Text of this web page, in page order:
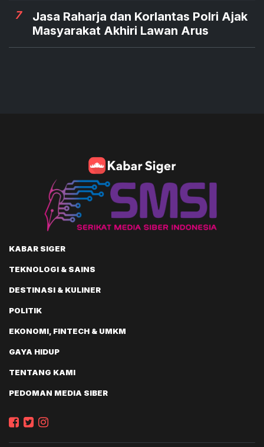
7
Jasa Raharja dan Korlantas Polri Ajak
Masyarakat Akhiri Lawan Arus
KABAR SIGER
TEKNOLOGI & SAINS
DESTINASI & KULINER
POLITIK
EKONOMI, FINTECH & UMKM
GAYA HIDUP
TENTANG KAMI
PEDOMAN MEDIA SIBER